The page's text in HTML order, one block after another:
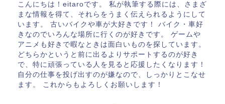
こんにちは！eitaroです。 私が執筆する際には、さまざ
まな情報を得て、それらをうまく伝えられるようにして
います。 古いバイクや車が大好きです！ バイク・車好
きなのでいろんな場所に行くのが好きです。 ゲームや
アニメも好きで暇なときは面白いものを探しています。
どちらかというと前に出るよりサポートするのが好き
で、特に頑張っている人を見ると応援したくなります！
自分の仕事を投げ出すのが嫌なので、しっかりとこなせ
ます。 これからもよろしくお願いします！